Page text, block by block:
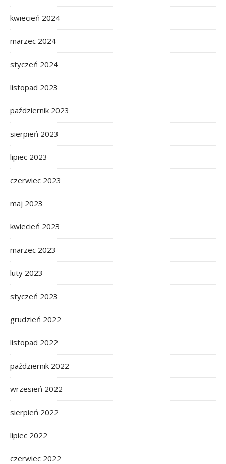
kwiecień 2024
marzec 2024
styczeń 2024
listopad 2023
październik 2023
sierpień 2023
lipiec 2023
czerwiec 2023
maj 2023
kwiecień 2023
marzec 2023
luty 2023
styczeń 2023
grudzień 2022
listopad 2022
październik 2022
wrzesień 2022
sierpień 2022
lipiec 2022
czerwiec 2022